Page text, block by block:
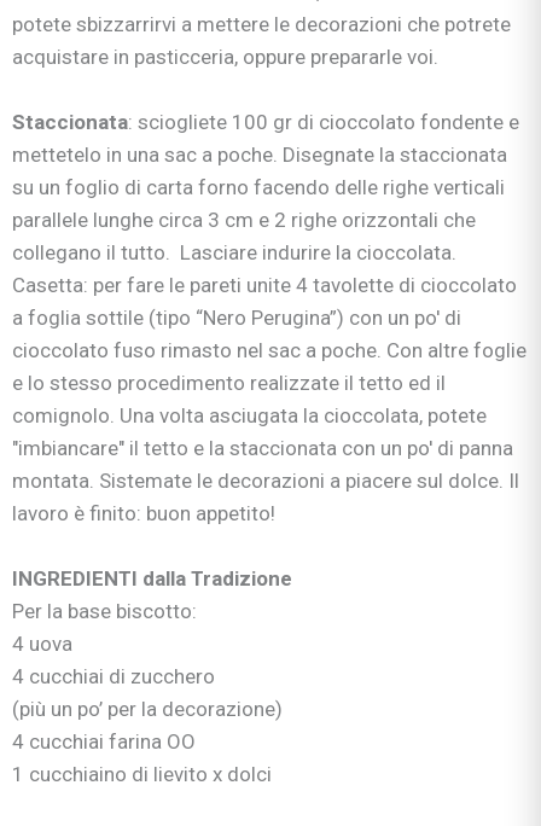
potete sbizzarrirvi a mettere le decorazioni che potrete
acquistare in pasticceria, oppure prepararle voi.
Staccionata: sciogliete 100 gr di cioccolato fondente e
mettetelo in una sac a poche. Disegnate la staccionata
su un foglio di carta forno facendo delle righe verticali
parallele lunghe circa 3 cm e 2 righe orizzontali che
collegano il tutto. Lasciare indurire la cioccolata.
Casetta: per fare le pareti unite 4 tavolette di cioccolato
a foglia sottile (tipo “Nero Perugina”) con un po' di
cioccolato fuso rimasto nel sac a poche. Con altre foglie
e lo stesso procedimento realizzate il tetto ed il
comignolo. Una volta asciugata la cioccolata, potete
"imbiancare" il tetto e la staccionata con un po' di panna
montata. Sistemate le decorazioni a piacere sul dolce. Il
lavoro è finito: buon appetito!
INGREDIENTI dalla Tradizione
Per la base biscotto:
4 uova
4 cucchiai di zucchero
(più un po’ per la decorazione)
4 cucchiai farina OO
1 cucchiaino di lievito x dolci